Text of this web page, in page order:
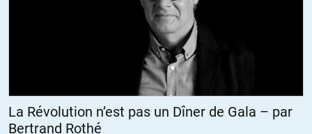
La Révolution n’est pas un Dîner de Gala – par
Bertrand Rothé